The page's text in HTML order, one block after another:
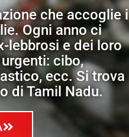
che accoglie i
Ogni anno ci
lebbrosi e dei loro
cibo,
ecc. Si trova
di Tamil Nadu.